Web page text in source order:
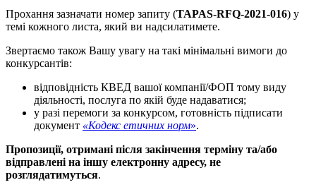
Прохання зазначати номер запиту (TAPAS-RFQ-2021-016) у
темі кожного листа, який ви надсилатимете.
Звертаємо також Вашу увагу на такі мінімальні вимоги до
конкурсантів:
відповідність КВЕД вашої компанії/ФОП тому виду
діяльності, послуга по якій буде надаватися;
у разі перемоги за конкурсом, готовність підписати
документ «Кодекс етичних норм».
Пропозиції, отримані після закінчення терміну та/або
відправлені на іншу електронну адресу, не
розглядатимуться.